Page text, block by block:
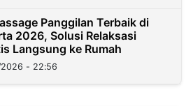
Panggilan Terbaik di
2026, Solusi Relaksasi
Langsung ke Rumah
- 22:56